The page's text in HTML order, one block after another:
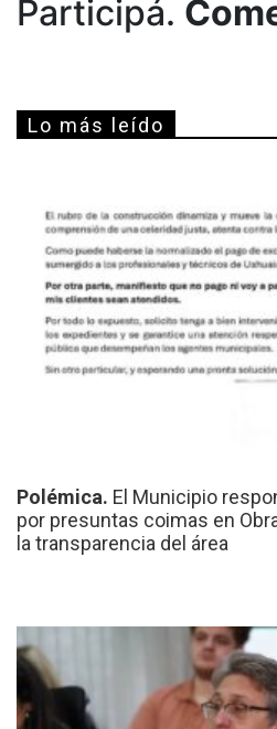
Participá.
Lo más leído
Polémica. El Municipio
por presuntas coimas en
la transparencia del área